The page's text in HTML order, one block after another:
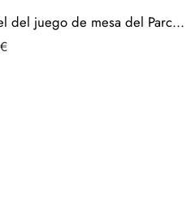
Mantel del juego de mesa del Parchís – Calidad de tela tejido antimanchas resinado – 45990-6
€